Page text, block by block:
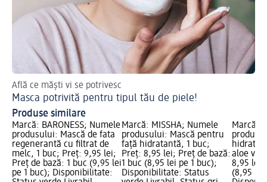
Află ce măști vi se potrivesc
Masca potrivită pentru tipul tău de piele!
Produse similare
Marcă: BARONESS; Numele
produsului: Mască de fata
regenerantă cu filtrat de
melc, 1 buc; Preț: 9,95 lei;
Preț de bază: 1 buc (9,95 lei
pe 1 buc); Disponibilitate:
Marcă: MISSHA; Numele
produsului: Mască pentru
față hidratantă, 1 buc;
Preț: 8,95 lei; Preț de bază:
1 buc (8,95 lei pe 1 buc);
Disponibilitate: Status
Marcă:
aloe
8,95 lei;
(8,95 lei